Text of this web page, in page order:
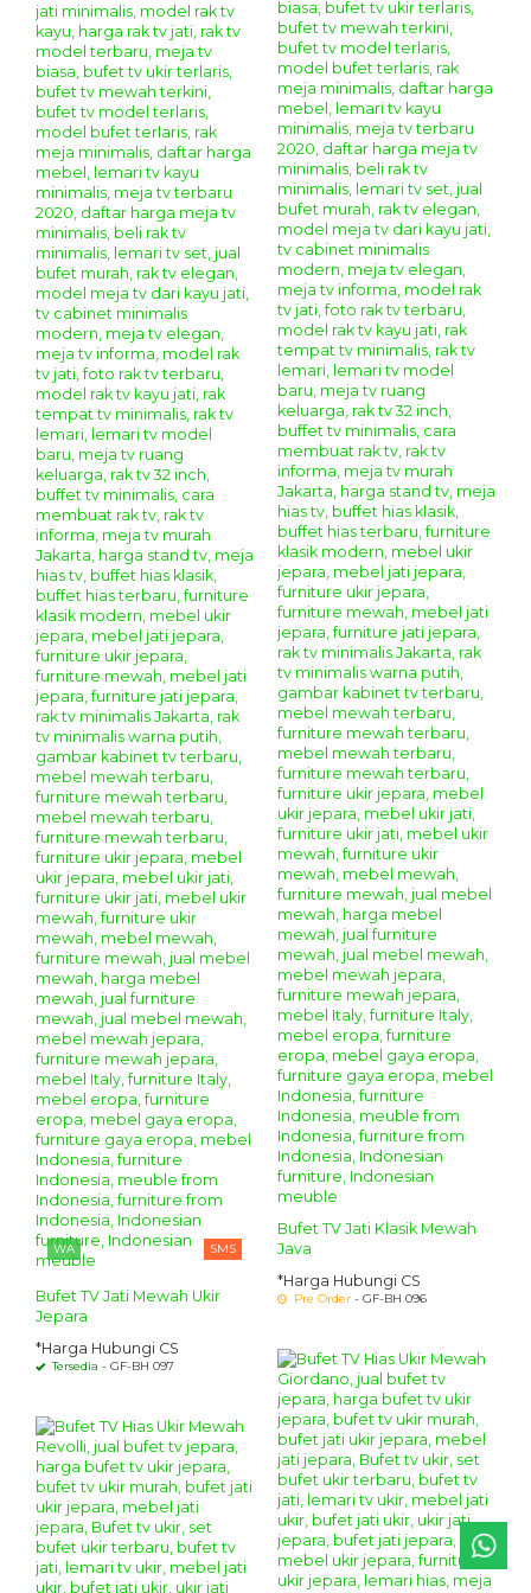
WA SMS
Bufet TV Jati Mewah Ukir
Jepara
*Harga Hubungi CS
Tersedia - GF-BH 097
Bufet TV Jati Klasik Mewah
Java
*Harga Hubungi CS
Pre Order - GF-BH 096